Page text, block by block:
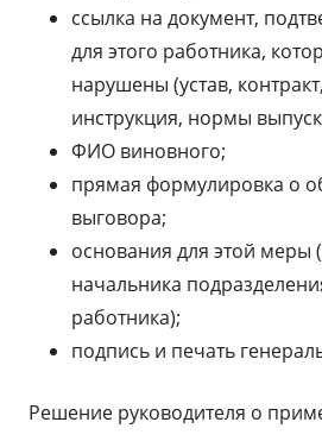
ссылка на документ,
для этого работника,
нарушены (устав,
инструкция, нормы
ФИО виновного;
прямая формулировка о
выговора;
основания для этой меры
начальника
работника);
подпись и печать
Решение руководителя о